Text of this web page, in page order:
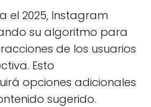
el 2025, Instagram
su algoritmo para
de los usuarios
Esto
opciones adicionales
sugerido.